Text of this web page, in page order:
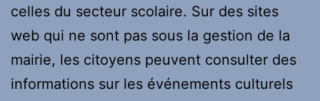
celles du secteur scolaire. Sur des sites
web qui ne sont pas sous la gestion de la
mairie, les citoyens peuvent consulter des
informations sur les événements culturels